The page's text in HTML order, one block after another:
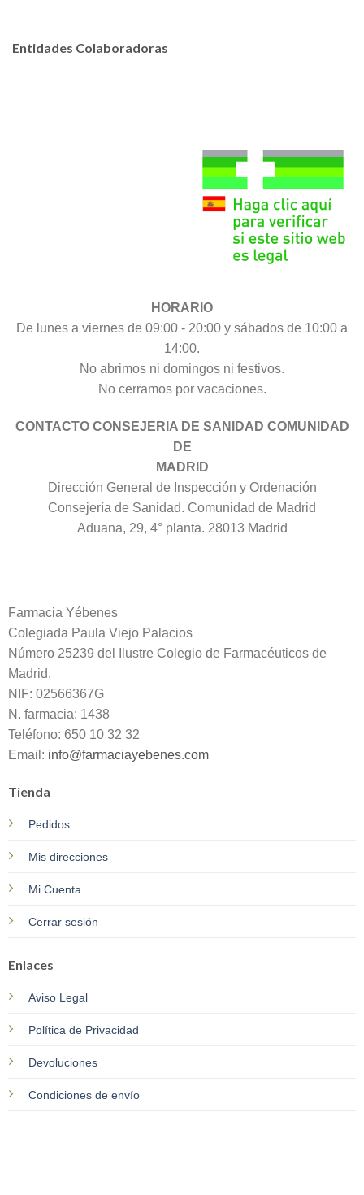
Entidades Colaboradoras
HORARIO
De lunes a viernes de 09:00 - 20:00 y sábados de 10:00 a
14:00.
No abrimos ni domingos ni festivos.
No cerramos por vacaciones.
CONTACTO CONSEJERIA DE SANIDAD COMUNIDAD
DE
MADRID
Dirección General de Inspección y Ordenación
Consejería de Sanidad. Comunidad de Madrid
Aduana, 29, 4° planta. 28013 Madrid
Farmacia Yébenes
Colegiada Paula Viejo Palacios
Número 25239 del Ilustre Colegio de Farmacéuticos de
Madrid.
NIF: 02566367G
N. farmacia: 1438
Teléfono: 650 10 32 32
Email: info@farmaciayebenes.com
Tienda
Pedidos
Mis direcciones
Mi Cuenta
Cerrar sesión
Enlaces
Aviso Legal
Política de Privacidad
Devoluciones
Condiciones de envío